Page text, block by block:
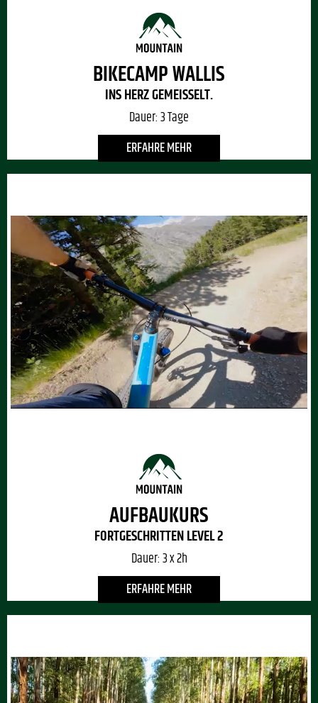
BIKECAMP WALLIS
INS HERZ GEMEISSELT.
Dauer:3 Tage
ERFAHRE MEHR
AUFBAUKURS
FORTGESCHRITTEN LEVEL 2
Dauer:3 x 2h
ERFAHRE MEHR